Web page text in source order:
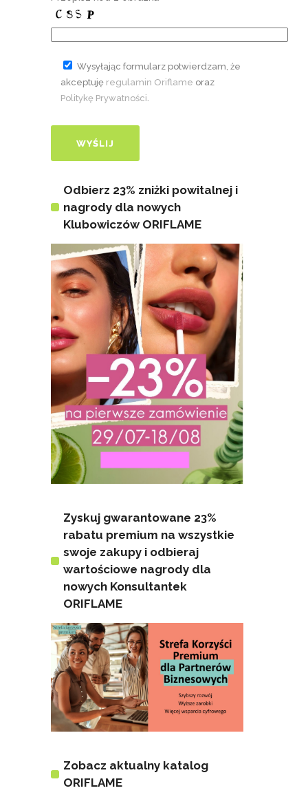
Wysyłając formularz potwierdzam, że
akceptuję regulamin Oriflame oraz
Politykę Prywatności
Odbierz 23% zniżki powitalnej i
nagrody dla nowych
Klubowiczów ORIFLAME
Zyskuj gwarantowane 23%
rabatu premium na wszystkie
swoje zakupy i odbieraj
wartościowe nagrody dla
nowych Konsultantek
ORIFLAME
Zobacz aktualny katalog
ORIFLAME